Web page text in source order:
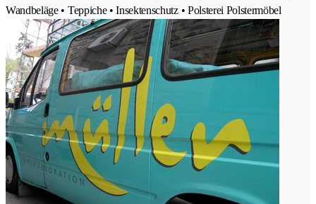
Wandbeläge • Teppiche • Insektenschutz • Polsterei Polstermöbel